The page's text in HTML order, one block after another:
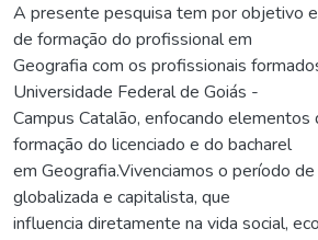
A presente pesquisa tem por objetivo
de formação do profissional em
Geografia com os profissionais
Universidade Federal de Goiás -
Campus Catalão, enfocando
formação do licenciado e do bacharel
em Geografia.Vivenciamos o período
globalizada e capitalista, que
influencia diretamente na vida social,